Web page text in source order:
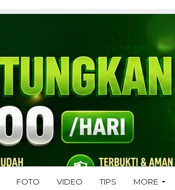
FOTO VIDEO TIPS MORE